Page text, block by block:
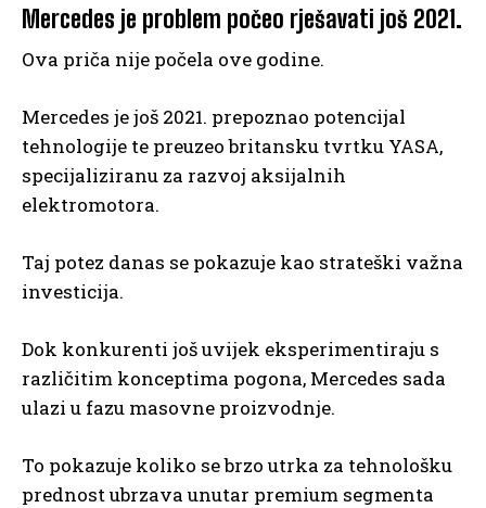
Mercedes je problem počeo rješavati još 2021.
Ova priča nije počela ove godine.
Mercedes je još 2021. prepoznao potencijal
tehnologije te preuzeo britansku tvrtku YASA,
specijaliziranu za razvoj aksijalnih
elektromotora.
Taj potez danas se pokazuje kao strateški važna
investicija.
Dok konkurenti još uvijek eksperimentiraju s
različitim konceptima pogona, Mercedes sada
ulazi u fazu masovne proizvodnje.
To pokazuje koliko se brzo utrka za tehnološku
prednost ubrzava unutar premium segmenta